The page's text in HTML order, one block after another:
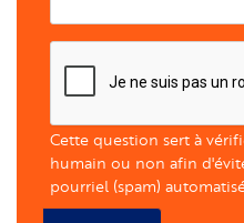
Cette question sert à
humain ou non afin
pourriel (spam)